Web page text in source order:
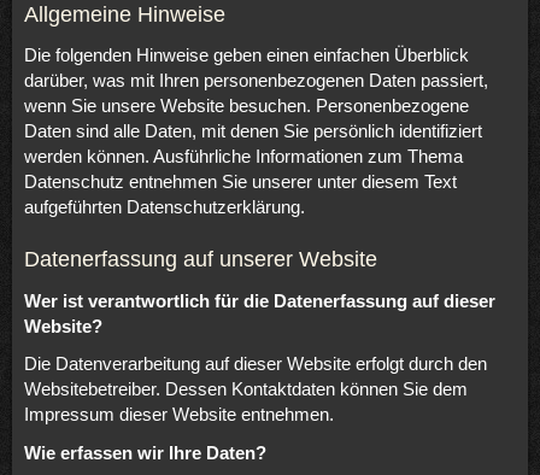
Allgemeine Hinweise
Die folgenden Hinweise geben einen einfachen Überblick
darüber, was mit Ihren personenbezogenen Daten passiert,
wenn Sie unsere Website besuchen. Personenbezogene
Daten sind alle Daten, mit denen Sie persönlich identifiziert
werden können. Ausführliche Informationen zum Thema
Datenschutz entnehmen Sie unserer unter diesem Text
aufgeführten Datenschutzerklärung.
Datenerfassung auf unserer Website
Wer ist verantwortlich für die Datenerfassung auf dieser
Website?
Die Datenverarbeitung auf dieser Website erfolgt durch den
Websitebetreiber. Dessen Kontaktdaten können Sie dem
Impressum dieser Website entnehmen.
Wie erfassen wir Ihre Daten?